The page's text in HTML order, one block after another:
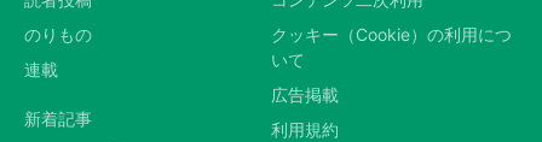
のりもの
連載
新着記事
クッキー（Cookie）の利用につ
いて
広告掲載
利用規約